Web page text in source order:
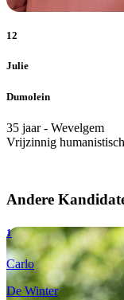
12
Julie
Dumolein
35 jaar - Wevelgem
Vrijzinnig
Andere
1
Carlo
De Winter